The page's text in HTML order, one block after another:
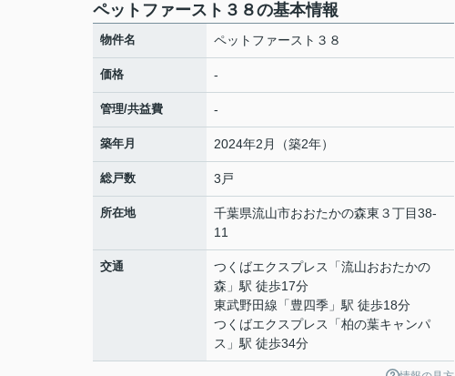
ペットファースト３８の基本情報
物件名 ペットファースト３８
価格 -
管理/共益費 -
築年月 2024年2月（築2年）
総戸数 3戸
所在地 千葉県流山市おおたかの森東 ３丁目38-
11
交通 つくばエクスプレス 「流山おおたかの
森 」駅 徒歩17分
東武野田線 「豊四季 」駅 徒歩18分
つくばエクスプレス
「柏の葉キャンパ
ス 」駅 徒歩34分